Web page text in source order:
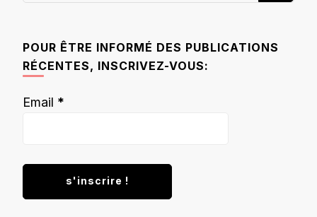
POUR ÊTRE INFORMÉ DES PUBLICATIONS
RÉCENTES, INSCRIVEZ-VOUS:
Email *